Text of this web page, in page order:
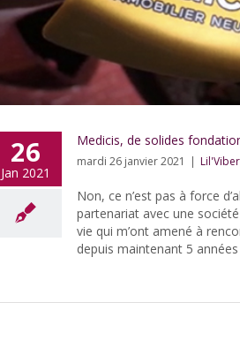
26
Jan 2021
Medicis, de solides
mardi 26 janvier 2021 | Lil'Viber
Non, ce n’est pas à force
partenariat avec une
vie qui m’ont amené à
depuis maintenant 5